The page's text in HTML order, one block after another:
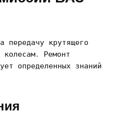
передачу крутящего
Ремонт
определенных знаний